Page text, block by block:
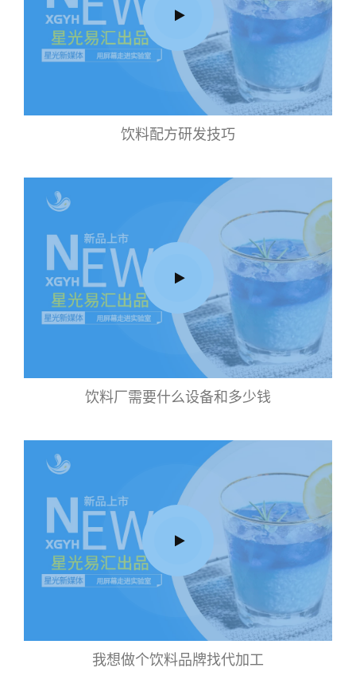
饮料配方研发技巧
饮料厂需要什么设备和多少钱
我想做个饮料品牌找代加工